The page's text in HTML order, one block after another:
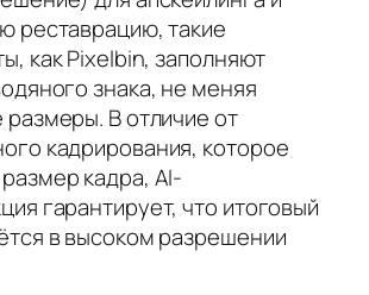
реставрацию, такие
как Pixelbin, заполняют
знака, не меняя
размеры. В отличие от
кадрирования, которое
кадра, AI-
гарантирует, что итоговый
в высоком разрешении